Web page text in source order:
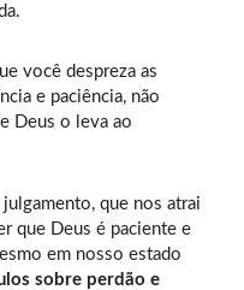
você despreza as
e paciência, não
Deus o leva ao
julgamento, que nos atrai
que Deus é paciente e
em nosso estado
sobre perdão e